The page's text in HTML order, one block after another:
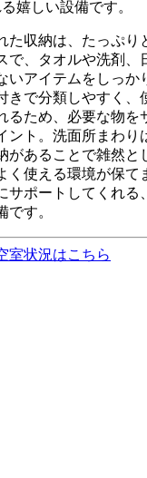
た収納は、たっぷり
で、タオルや洗剤、
いアイテムをしっか
きで分類しやすく、
るため、必要な物を
ント。洗面所まわり
があることで雑然と
く使える環境が保て
サポートしてくれる
です。
室状況はこちら